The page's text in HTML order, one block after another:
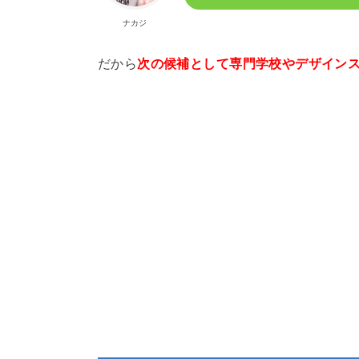
ナカジ
だから次の候補として専門学校やデザイン